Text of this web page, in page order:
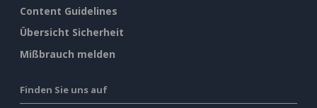
Content Guidelines
Übersicht Sicherheit
Mißbrauch melden
Finden Sie uns auf